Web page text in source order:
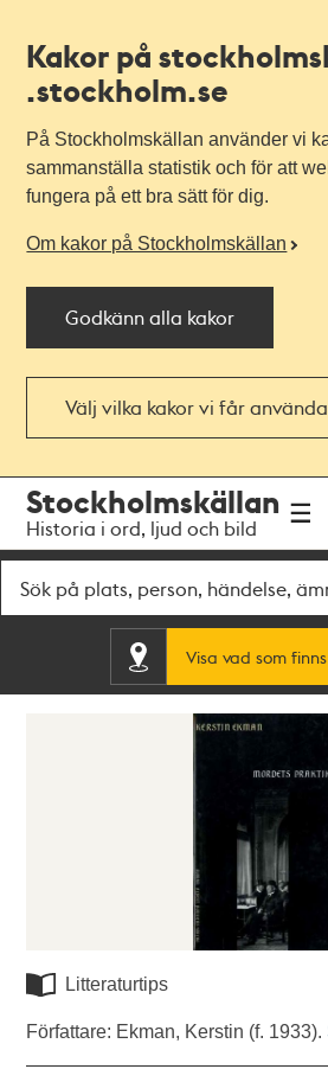
Kakor på
.stockholm.se
På Stockholmskällan använder vi
sammanställa statistik och för att
fungera på ett bra sätt för dig.
Om kakor på Stockholmskällan
Godkänn alla kakor
Välj vilka kakor vi får använda
navigationen
huvudinnehållet
Stockholmskällan
Historia i ord, ljud och bild
Visa vad som
Litteraturtips
Författare: Ekman, Kerstin (f. 1933).